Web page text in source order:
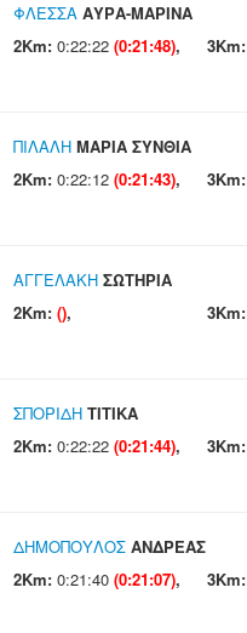
ΦΛΕΣΣΑ ΑΥΡΑ-ΜΑΡΙΝΑ
2Km: 0:22:22 (0:21:48), 3Km:
ΠΙΛΑΛΗ ΜΑΡΙΑ ΣΥΝΘΙΑ
2Km: 0:22:12 (0:21:43), 3Km:
ΑΓΓΕΛΑΚΗ ΣΩΤΗΡΙΑ
2Km: (), 3Km:
ΣΠΟΡΙΔΗ ΤΙΤΙΚΑ
2Km: 0:22:22 (0:21:44), 3Km:
ΔΗΜΟΠΟΥΛΟΣ ΑΝΔΡΕΑΣ
2Km: 0:21:40 (0:21:07), 3Km: